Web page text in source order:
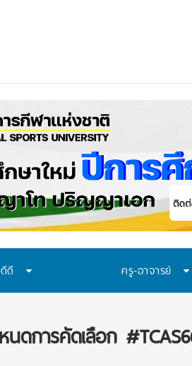
ดี ครู-อาจารย์
ดการคัดเลือก